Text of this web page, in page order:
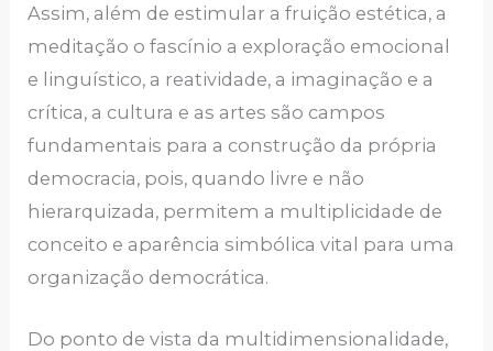
Assim, além de estimular a fruição estética, a
meditação o fascínio a exploração emocional
e linguístico, a reatividade, a imaginação e a
crítica, a cultura e as artes são campos
fundamentais para a construção da própria
democracia, pois, quando livre e não
hierarquizada, permitem a multiplicidade de
conceito e aparência simbólica vital para uma
organização democrática.
Do ponto de vista da multidimensionalidade,